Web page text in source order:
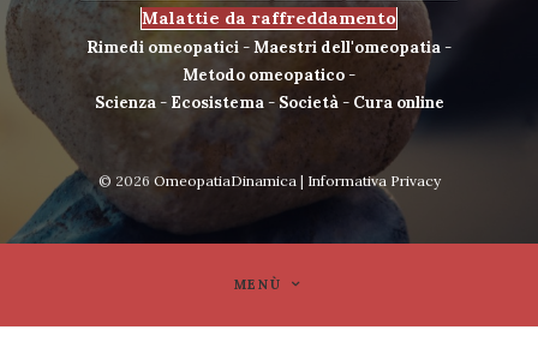
Malattie da raffreddamento
Rimedi omeopatici -Maestri dell'omeopatia-
Metodo omeopatico-
Scienza- Ecosistema- Società- Cura online
© 2026 OmeopatiaDinamica| Informativa Privacy
MENÙ